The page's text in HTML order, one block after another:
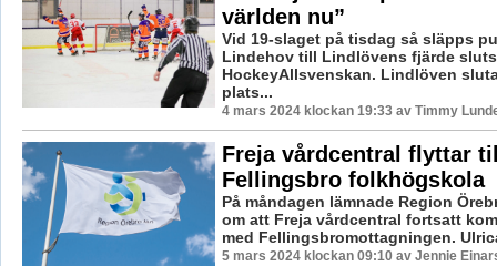
världen nu”
Vid 19-slaget på tisdag så släpps
Lindehov till Lindlövens fjärde
HockeyAllsvenskan. Lindlöven
plats...
4 mars 2024 klockan 19:33 av Timmy
Freja vårdcentral flyttar
Fellingsbro folkhögskola
På måndagen lämnade Region
om att Freja vårdcentral fortsatt
med Fellingsbromottagningen.
5 mars 2024 klockan 09:10 av Jennie